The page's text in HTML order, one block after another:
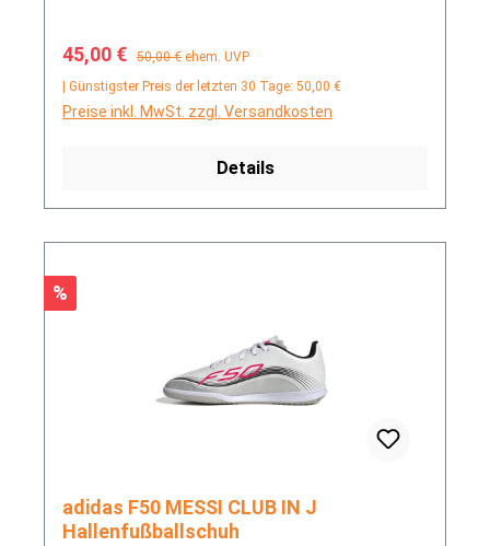
Verkaufspreis:
45,00 € Regulärer Preis:
50,00 € ehem. UVP
| Günstigster Preis der letzten 30 Tage: 50,00 €
Preise inkl. MwSt. zzgl. Versandkosten
Details
Rabatt
%
adidas F50 MESSI CLUB IN J
Hallenfußballschuh